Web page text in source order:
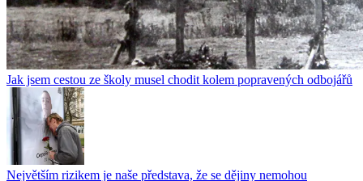
Jak jsem cestou ze školy musel chodit kolem popravených odbojářů
Největším rizikem je naše představa, že se dějiny nemohou